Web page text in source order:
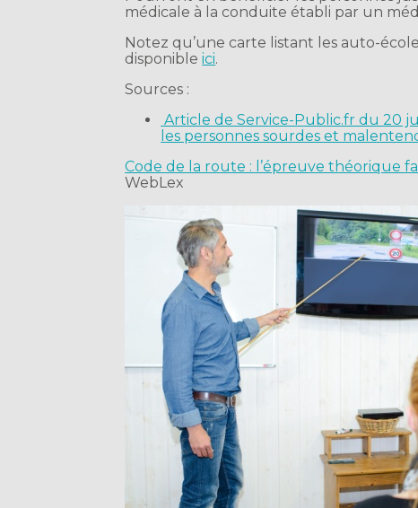
médicale à la conduite établi par un
Notez qu’une carte listant les auto-
disponibleici.
Sources :
Article de Service-Public.fr du 20
les personnes sourdes et
Code de la route : l’épreuve théorique
WebLex